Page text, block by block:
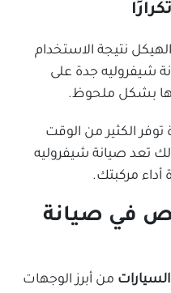
نتيجة الاستخدام
شيفروليه جدة على
بشكل ملحوظ.
توفر الكثير من الوقت
تعد صيانة شيفروليه
مركبتك.
في صيانة
من أبرز الوجهات